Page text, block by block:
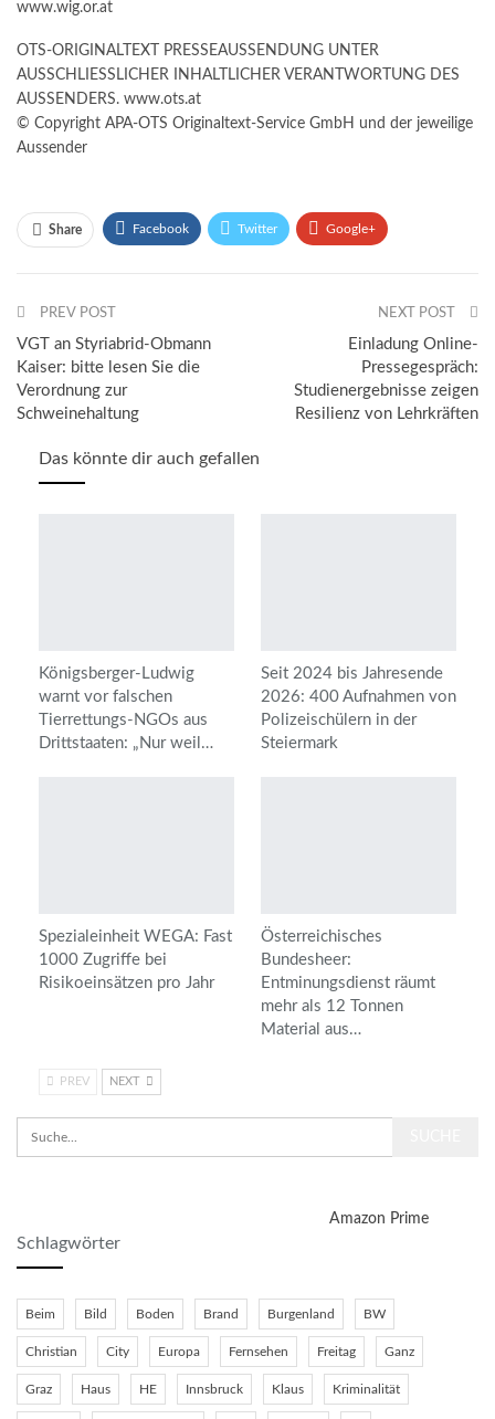
www.wig.or.at
OTS-ORIGINALTEXT PRESSEAUSSENDUNG UNTER
AUSSCHLIESSLICHER INHALTLICHER VERANTWORTUNG DES
AUSSENDERS. www.ots.at
© Copyright APA-OTS Originaltext-Service GmbH und der jeweilige
Aussender
Share Facebook Twitter Google+
Email
PREV POST
VGT an Styriabrid-Obmann
Kaiser: bitte lesen Sie die
Verordnung zur
Schweinehaltung
NEXT POST
Einladung Online-
Pressegespräch:
Studienergebnisse zeigen
Resilienz von Lehrkräften
Das könnte dir auch gefallen
Königsberger-Ludwig
warnt vor falschen
Tierrettungs-NGOs aus
Drittstaaten: „Nur weil…
Seit 2024 bis Jahresende
2026: 400 Aufnahmen von
Polizeischülern in der
Steiermark
Spezialeinheit WEGA: Fast
1000 Zugriffe bei
Risikoeinsätzen pro Jahr
Österreichisches
Bundesheer:
Entminungsdienst räumt
mehr als 12 Tonnen
Material aus…
PREV NEXT
Amazon Prime
Schlagwörter
Beim Bild Boden Brand Burgenland BW
Christian City Europa Fernsehen Freitag Ganz
Graz Haus HE Innsbruck Klaus Kriminalität